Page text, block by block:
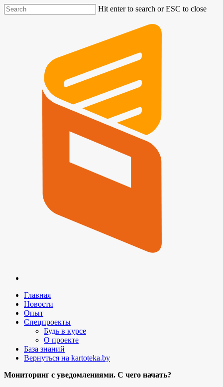
Hit enter to search or ESC to close
Главная
Новости
Опыт
Спецпроекты
Будь в курсе
О проекте
База знаний
Вернуться на kartoteka.by
Мониторинг с уведомлениями. С чего начать?